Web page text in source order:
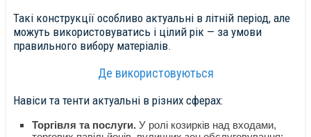
Такі конструкції особливо актуальні в літній період, але
можуть використовуватись і цілий рік — за умови
правильного вибору матеріалів.
Де використовуються
Навіси та тенти актуальні в різних сферах:
Торгівля та послуги. У ролі козирків над входами,